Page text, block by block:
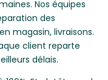
Nos équipes
des
magasin, livraisons.
client reparte
délais.